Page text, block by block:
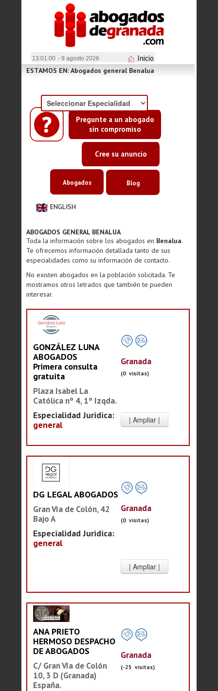
13:01:01 - 9 agosto 2026 Inicio
Pregunte a un abogado
sin compromiso
Cree su anuncio
ESTAMOS EN: Abogados general Benalua
ENGLISH
Abogados Blog
ABOGADOS GENERAL BENALUA
Toda la información sobre los abogados en Benalua.
Te ofrecemos información detallada tanto de sus
especialidades como su información de contacto.
No existen abogados en la población solicitada. Te
mostramos otros letrados que también te pueden
interesar.
GONZÁLEZ LUNA
ABOGADOS
Primera consulta
gratuita
Plaza Isabel La
Católica nº 4, 1º Izqda.
Especialidad Juridica:
general
Granada
(0 visitas)
DG LEGAL ABOGADOS
Gran Vía de Colón, 42
Bajo A
Especialidad Juridica:
general
Granada
(0 visitas)
ANA PRIETO
HERMOSO DESPACHO
DE ABOGADOS
C/ Gran Vía de Colón
10, 3 D (Granada)
España.
Granada
(-25 visitas)